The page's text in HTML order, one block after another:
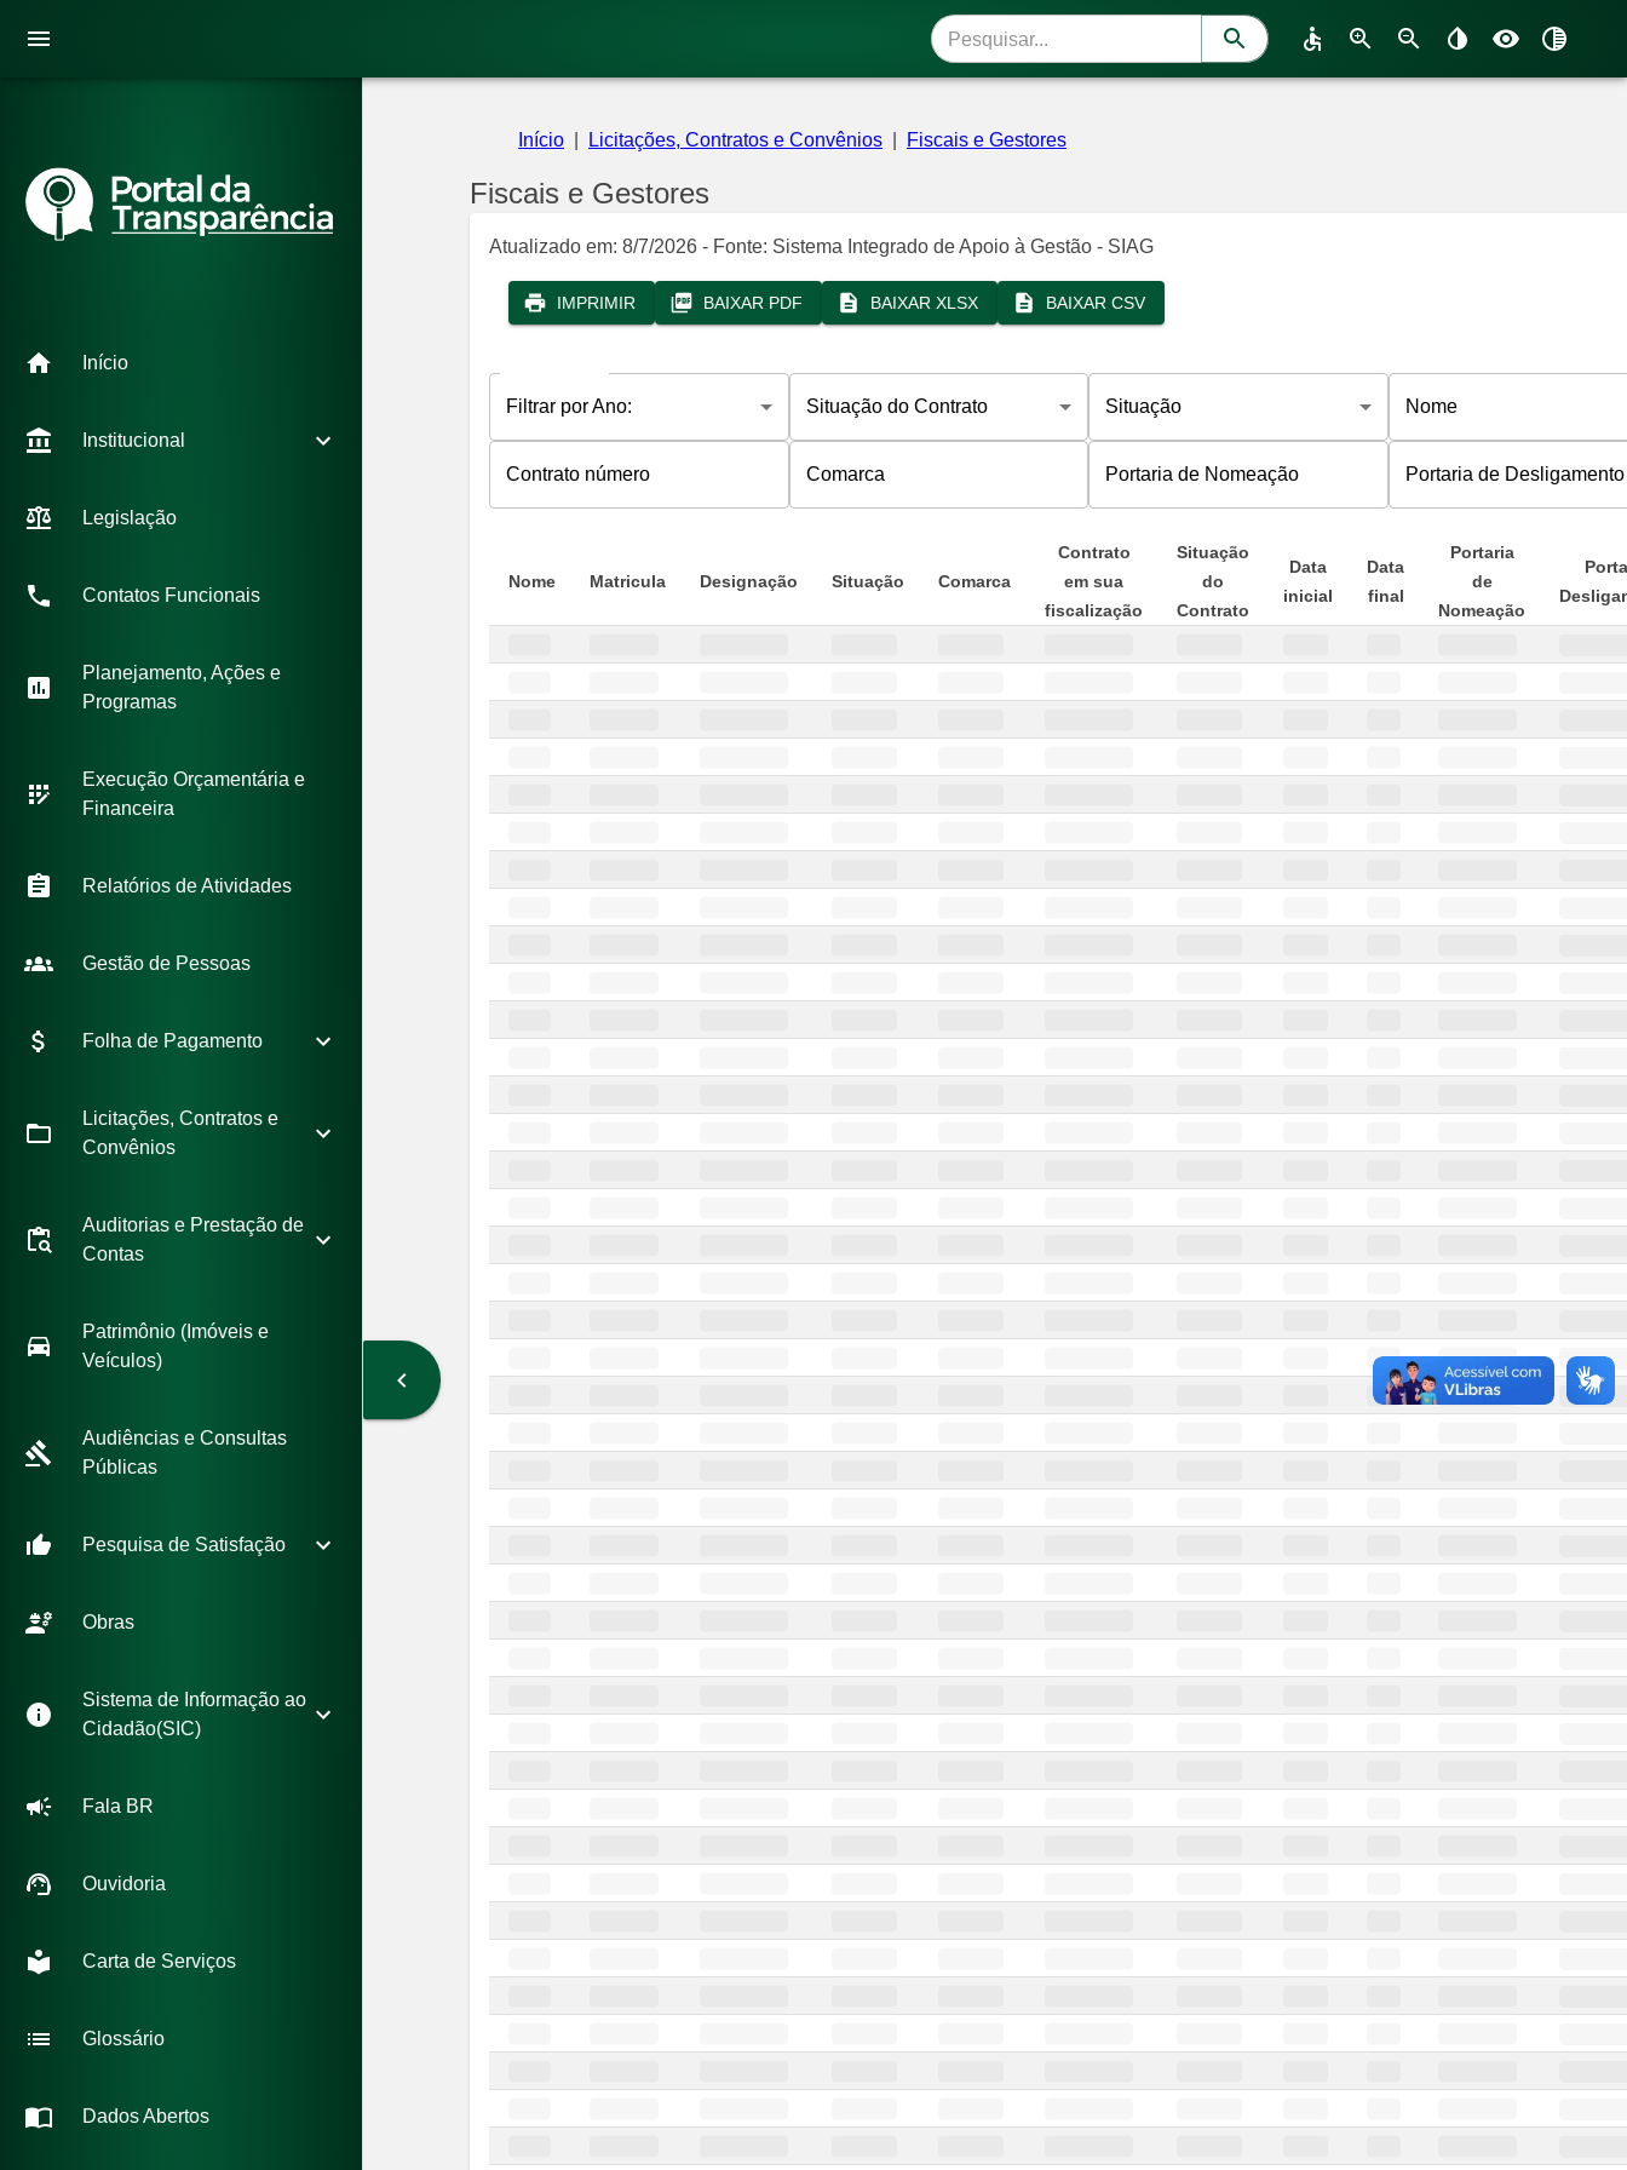
Início
Institucional
Legislação
Contatos Funcionais
Planejamento, Ações e
Programas
Execução Orçamentária e
Financeira
Relatórios de Atividades
Gestão de Pessoas
Folha de Pagamento
Licitações, Contratos e
Convênios
Auditorias e Prestação de
Contas
Patrimônio (Imóveis e
Veículos)
Audiências e Consultas
Públicas
Pesquisa de Satisfação
Obras
Sistema de Informação ao
Cidadão(SIC)
Fala BR
Ouvidoria
Carta de Serviços
Glossário
Dados Abertos
Início Licitações, Contratos e Convênios Fiscais e Gestores
Fiscais e Gestores
Atualizado em: 8/7/2026 - Fonte: Sistema Integrado de Apoio à Gestão - SIAG
IMPRIMIR BAIXAR PDF BAIXAR XLSX BAIXAR CSV
Filtrar por Ano: Situação do Contrato Situação Nome
Contrato número Comarca Portaria de Nomeação Portaria de Desligamento
Nome Matricula Designação Situação Comarca
Contrato
em sua
fiscalização
Situação
do
Contrato
Data
inicial
Data
final
Portaria
de
Nomeação